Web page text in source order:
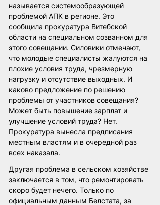
называется системообразующей
проблемой АПК в регионе. Это
сообщила прокуратура Витебской
области на специальном созванном для
этого совещании. Силовики отмечают,
что молодые специалисты жалуются на
плохие условия труда, чрезмерную
нагрузку и отсутствие выходных. И
каково предложение по решению
проблемы от участников совещания?
Может быть повышение зарплат и
улучшение условий труда? Нет.
Прокуратура вынесла предписания
местным властям и в очередной раз
всех наказала.
Другая проблема в сельском хозяйстве
заключается в том, что ремонтировать
скоро будет нечего. Только по
официальным данным Белстата, за